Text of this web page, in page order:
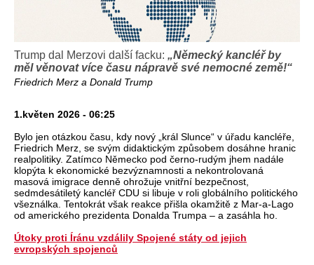
Trump dal Merzovi další facku: „Německý kancléř by
měl věnovat více času nápravě své nemocné země!“
Friedrich Merz a Donald Trump
1.květen 2026 - 06:25
Bylo jen otázkou času, kdy nový „král Slunce“ v úřadu kancléře,
Friedrich Merz, se svým didaktickým způsobem dosáhne hranic
realpolitiky. Zatímco Německo pod černo-rudým jhem nadále
klopýta k ekonomické bezvýznamnosti a nekontrolovaná
masová imigrace denně ohrožuje vnitřní bezpečnost,
sedmdesátiletý kancléř CDU si libuje v roli globálního politického
všeználka. Tentokrát však reakce přišla okamžitě z Mar-a-Lago
od amerického prezidenta Donalda Trumpa – a zasáhla ho.
Útoky proti Íránu vzdálily Spojené státy od jejich
evropských spojenců